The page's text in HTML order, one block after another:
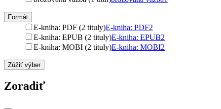
Formát
E-kniha: PDF (2 tituly)E-kniha: PDF2
E-kniha: EPUB (2 tituly)E-kniha: EPUB2
E-kniha: MOBI (2 tituly)E-kniha: MOBI2
Zúžiť výber
Zoradiť